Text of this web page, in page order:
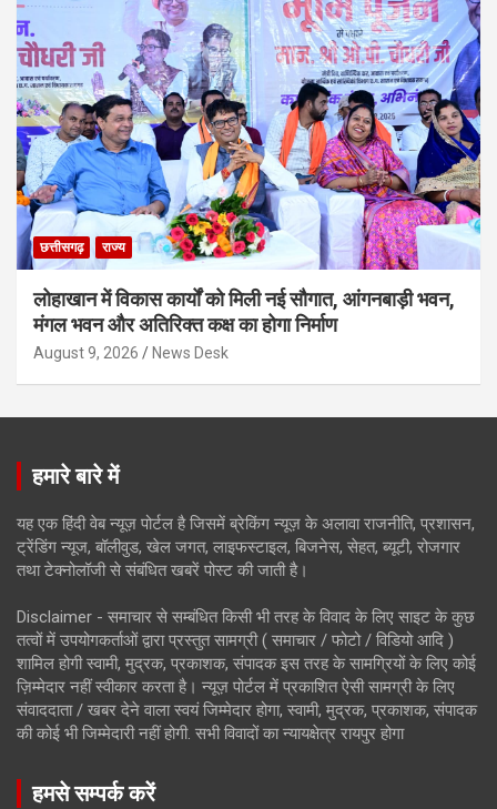
छत्तीसगढ़ राज्य
लोहाखान में विकास कार्यों को मिली नई सौगात, आंगनबाड़ी भवन,
मंगल भवन और अतिरिक्त कक्ष का होगा निर्माण
August 9, 2026 News Desk
हमारे बारे में
यह एक हिंदी वेब न्यूज़ पोर्टल है जिसमें ब्रेकिंग न्यूज़ के अलावा राजनीति, प्रशासन,
ट्रेंडिंग न्यूज, बॉलीवुड, खेल जगत, लाइफस्टाइल, बिजनेस, सेहत, ब्यूटी, रोजगार
तथा टेक्नोलॉजी से संबंधित खबरें पोस्ट की जाती है।
Disclaimer - समाचार से सम्बंधित किसी भी तरह के विवाद के लिए साइट के कुछ
तत्वों में उपयोगकर्ताओं द्वारा प्रस्तुत सामग्री ( समाचार / फोटो / विडियो आदि )
शामिल होगी स्वामी, मुद्रक, प्रकाशक, संपादक इस तरह के सामग्रियों के लिए कोई
ज़िम्मेदार नहीं स्वीकार करता है। न्यूज़ पोर्टल में प्रकाशित ऐसी सामग्री के लिए
संवाददाता / खबर देने वाला स्वयं जिम्मेदार होगा, स्वामी, मुद्रक, प्रकाशक, संपादक
की कोई भी जिम्मेदारी नहीं होगी. सभी विवादों का न्यायक्षेत्र रायपुर होगा
हमसे सम्पर्क करें